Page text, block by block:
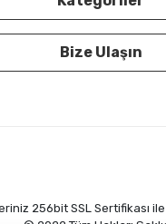
Bize Ulaşın
256bit SSL Sertifikası